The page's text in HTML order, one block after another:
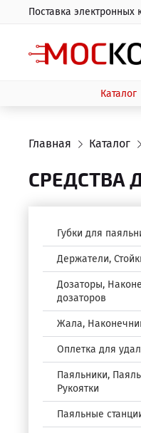
Поставка электронных
Каталог
СРЕДСТВА
Главная Каталог
Губки для
Держатели,
Дозаторы,
дозаторов
Жала,
Оплетка для
Паяльники,
Рукоятки
Паяльные